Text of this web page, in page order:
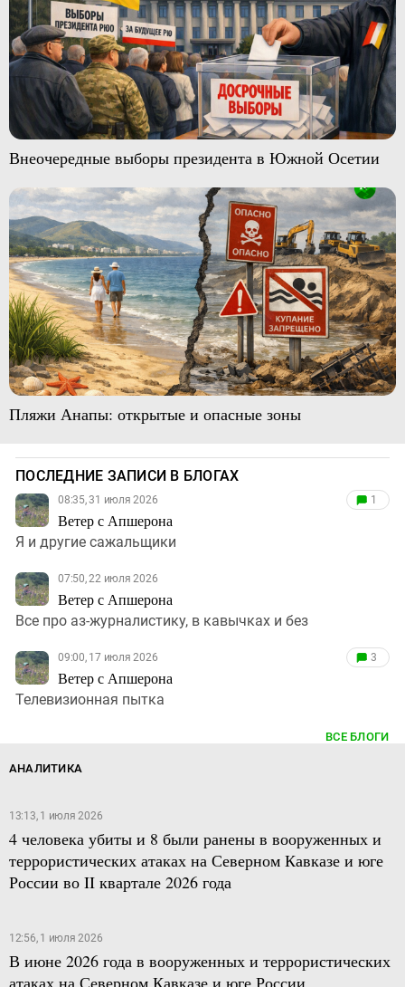
Внеочередные выборы президента в Южной Осетии
Пляжи Анапы: открытые и опасные зоны
ПОСЛЕДНИЕ ЗАПИСИ В БЛОГАХ
08:35, 31 июля 2026
Ветер с Апшерона
1
Я и другие сажальщики
07:50, 22 июля 2026
Ветер с Апшерона
Все про аз-журналистику, в кавычках и без
09:00, 17 июля 2026
Ветер с Апшерона
3
Телевизионная пытка
ВСЕ БЛОГИ
АНАЛИТИКА
13:13, 1 июля 2026
4 человека убиты и 8 были ранены в вооруженных и
террористических атаках на Северном Кавказе и юге
России во II квартале 2026 года
12:56, 1 июля 2026
В июне 2026 года в вооруженных и террористических